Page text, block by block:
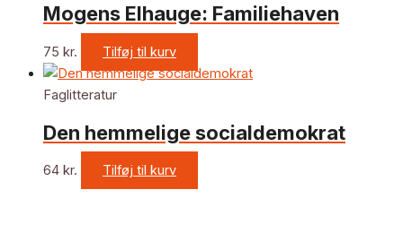
Mogens Elhauge: Familiehaven
75 kr. Tilføj til kurv
Faglitteratur
Den hemmelige socialdemokrat
64 kr. Tilføj til kurv